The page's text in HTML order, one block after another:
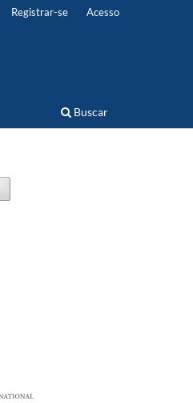
Buscar
Registrar-se Acesso